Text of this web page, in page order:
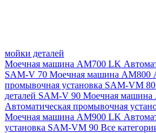
мойки деталей
Моечная машина AM700 LK
SAM-V 70 Моечная машина АМ800
промывочная установка SAM-VM 80
деталей SAM-V 90 Моечная
Автоматическая промывочная
Моечная машина AM900 LK
установка SAM-VM 90 Все